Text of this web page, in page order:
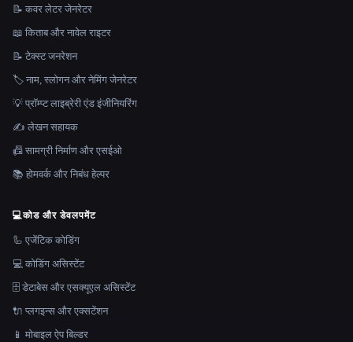
📝 कवर लेटर जेनरेटर
📖 किताब और नावेल राइटर
📝 टेक्स्ट जनरेशन
🏷️ नाम, स्लोगन और नेमिंग जेनरेटर
💡 प्रॉम्प्ट लाइब्रेरी एंड इंजीनियरिंग
✍️ लेखन सहायक
📠 सामग्री निर्माण और एसईओ
📚 होमवर्क और निबंध हेल्पर
💻कोड और डेवलपमेंट
🦾 एजेंटिक कोडिंग
💻 कोडिंग असिस्टेंट
🗄️ डेटाबेस और एसक्यूएल असिस्टेंट
🔌 प्लगइन्स और एक्सटेंशन
📱 मोबाइल ऐप बिल्डर